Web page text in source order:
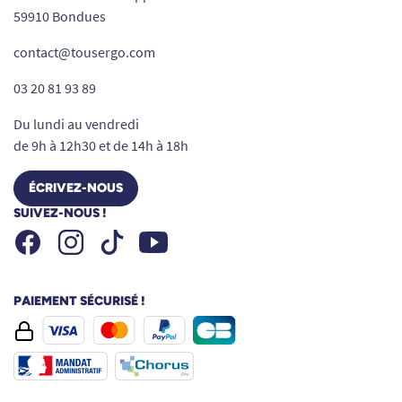
59910 Bondues
contact@tousergo.com
03 20 81 93 89
Du lundi au vendredi
de 9h à 12h30 et de 14h à 18h
ÉCRIVEZ-NOUS
SUIVEZ-NOUS !
FacebookInstagramTiktok Youtube
PAIEMENT SÉCURISÉ !